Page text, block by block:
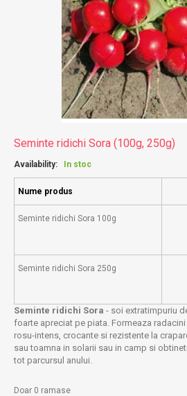
Seminte ridichi Sora (100g, 250g)
Availability: In stoc
Nume produs
Seminte ridichi Sora 100g
Seminte ridichi Sora 250g
Seminte ridichi Sora - soi extratimpuriu
foarte apreciat pe piata. Formeaza
rosu-intens, crocante si rezistente la
sau toamna in solarii sau in camp si
tot parcursul anului.
Doar 0 ramase